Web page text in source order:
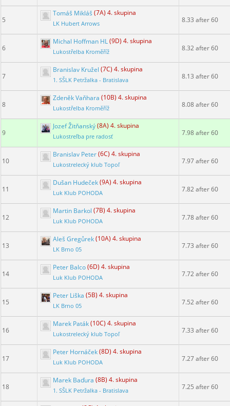
5
Tomáš Mikláš (7A) 4. skupina
LK Hubert Arrows 8.33 after 60
6
Michal Hoffman HL(9D) 4. skupina
Lukostřelba Kroměříž 8.32 after 60
7
Branislav Kružel (7C) 4. skupina
1. SŠLK Petržalka - Bratislava 8.13 after 60
8
Zdeněk Vaňhara (10B) 4. skupina
Lukostřelba Kroměříž 8.08 after 60
9
Jozef Žitňanský(8A) 4. skupina
Lukostreľba pre radosť 7.98 after 60
10
Branislav Peter(6C) 4. skupina
Lukostrelecký klub Topoľ 7.97 after 60
11
Dušan Hudeček(9A) 4. skupina
Luk Klub POHODA 7.82 after 60
12
Martin Barkol (7B) 4. skupina
Luk Klub POHODA 7.78 after 60
13
Aleš Gregůrek(10A) 4. skupina
LK Brno 05 7.73 after 60
14
Peter Balco(6D) 4. skupina
Luk Klub POHODA 7.72 after 60
15
Peter Liška (5B) 4. skupina
LK Brno 05 7.52 after 60
16
Marek Paták(10C) 4. skupina
Lukostrelecký klub Topoľ 7.33 after 60
17
Peter Hornáček(8D) 4. skupina
Luk Klub POHODA 7.27 after 60
18
Marek Baďura (8B) 4. skupina
1. SŠLK Petržalka - Bratislava 7.25 after 60